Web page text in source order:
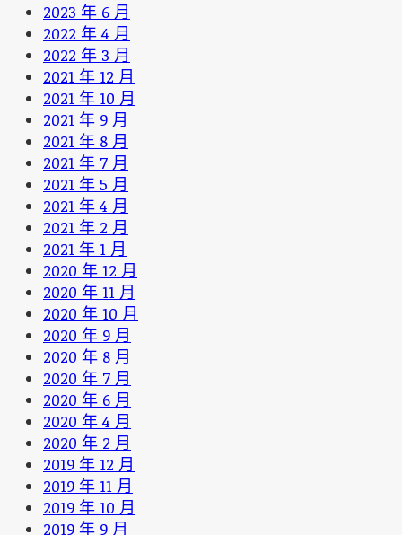
2023 年 6 月
2022 年 4 月
2022 年 3 月
2021 年 12 月
2021 年 10 月
2021 年 9 月
2021 年 8 月
2021 年 7 月
2021 年 5 月
2021 年 4 月
2021 年 2 月
2021 年 1 月
2020 年 12 月
2020 年 11 月
2020 年 10 月
2020 年 9 月
2020 年 8 月
2020 年 7 月
2020 年 6 月
2020 年 4 月
2020 年 2 月
2019 年 12 月
2019 年 11 月
2019 年 10 月
2019 年 9 月